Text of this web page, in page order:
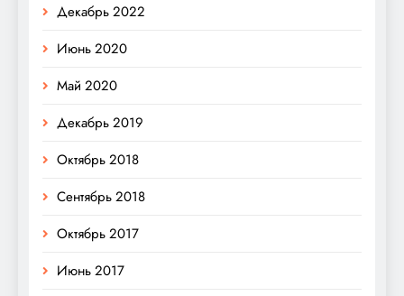
Декабрь 2022
Июнь 2020
Май 2020
Декабрь 2019
Октябрь 2018
Сентябрь 2018
Октябрь 2017
Июнь 2017